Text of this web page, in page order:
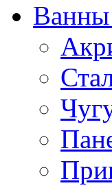
Ванны